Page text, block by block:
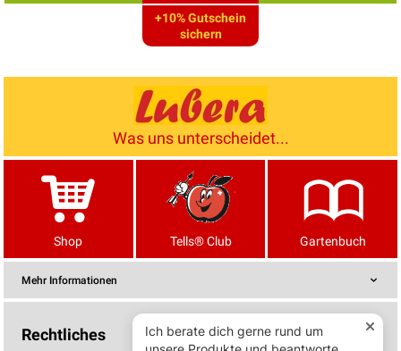
+10% Gutschein
sichern
Was uns unterscheidet...
Shop Tells® Club Gartenbuch
Mehr Informationen
Rechtliches